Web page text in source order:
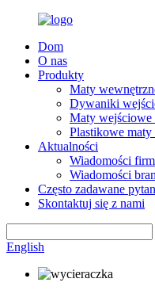
Dom
O nas
Produkty
Maty
Dywaniki
Maty wejściowe
Plastikowe
Aktualności
Wiadomości
Wiadomości
Często zadawane
Skontaktuj się z nami
English